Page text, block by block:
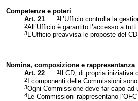
Competenze e poteri
Art. 21
1L’Ufficio controlla la
2All’Ufficio è garantito l’accesso a
3 L’Ufficio preavvisa le proposte del
Nomina, composizione e rappresentanza
Art. 22
1Il CD, di propria iniziativa
2I componenti delle Commissioni
3Ogni Commissione deve far capo ad
4Le Commissioni rappresentano